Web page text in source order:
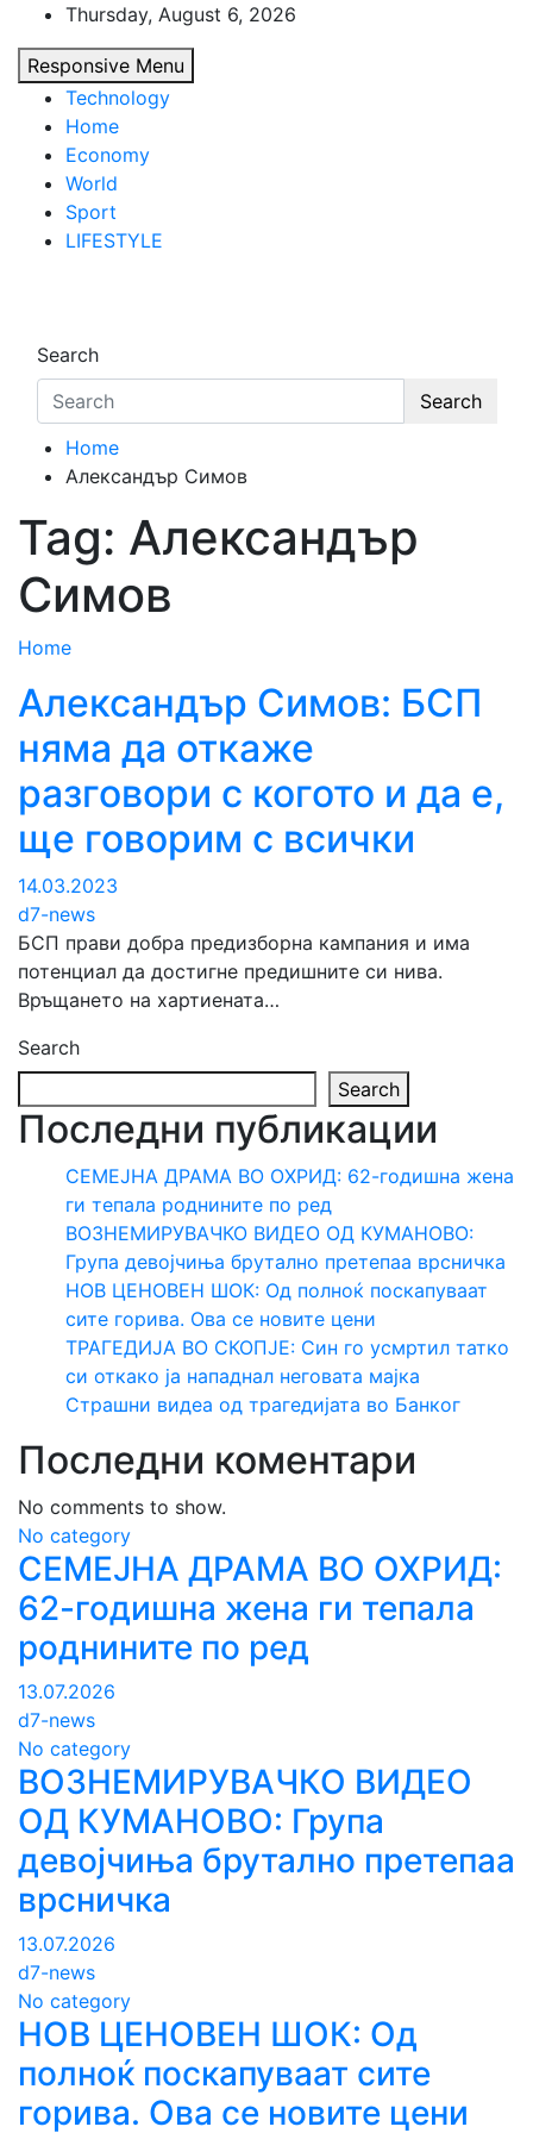
content
Thursday, August 6, 2026
Responsive Menu
Technology
Home
Economy
World
Sport
LIFESTYLE
Search
Search
Home
Александър Симов
Tag: Александър
Симов
Home
Александър Симов: БСП
няма да откаже
разговори с когото и да е,
ще говорим с всички
14.03.2023
d7-news
БСП прави добра предизборна кампания и има
потенциал да достигне предишните си нива.
Връщането на хартиената…
Search
Search
Последни публикации
СЕМЕЈНА ДРАМА ВО ОХРИД: 62-годишна жена
ги тепала роднините по ред
ВОЗНЕМИРУВАЧКО ВИДЕО ОД КУМАНОВО:
Група девојчиња брутално претепаа врсничка
НОВ ЦЕНОВЕН ШОК: Од полноќ поскапуваат
сите горива. Ова се новите цени
ТРАГЕДИЈА ВО СКОПЈЕ: Син го усмртил татко
си откако ја нападнал неговата мајка
Страшни видеа од трагедијата во Банког
Последни коментари
No comments to show.
No category
СЕМЕЈНА ДРАМА ВО ОХРИД:
62-годишна жена ги тепала
роднините по ред
13.07.2026
d7-news
No category
ВОЗНЕМИРУВАЧКО ВИДЕО
ОД КУМАНОВО: Група
девојчиња брутално претепаа
врсничка
13.07.2026
d7-news
No category
НОВ ЦЕНОВЕН ШОК: Од
полноќ поскапуваат сите
горива. Ова се новите цени